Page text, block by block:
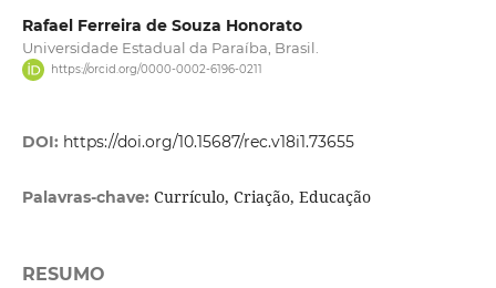
Rafael Ferreira de Souza Honorato
Universidade Estadual da Paraíba, Brasil.
https://orcid.org/0000-0002-6196-0211
DOI: https://doi.org/10.15687/rec.v18i1.73655
Palavras-chave: Currículo, Criação, Educação
RESUMO